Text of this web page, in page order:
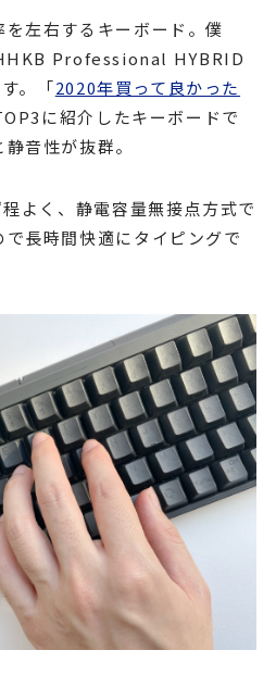
左右するキーボード。僕
Professional HYBRID
。「2020年買って良かった
に紹介したキーボードで
音性が抜群。
よく、静電容量無接点方式で
長時間快適にタイピングで